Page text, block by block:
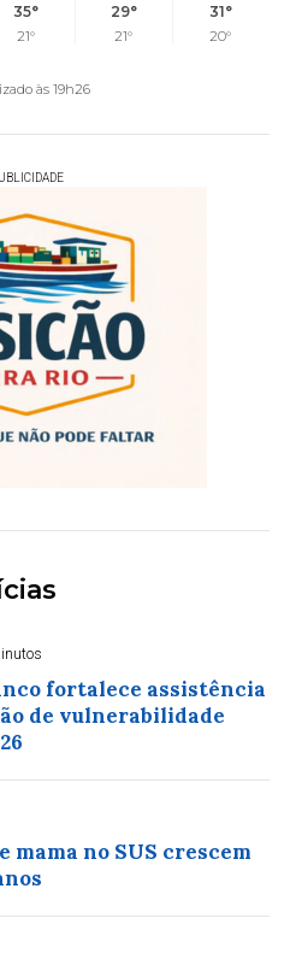
35°
21°
29°
21°
31°
20°
às 19h26
fortalece assistência
de vulnerabilidade
no SUS crescem